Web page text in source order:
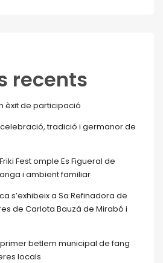
recents
èxit de participació
tradició i germanor de
Fest omple Es Figueral de
i ambient familiar
s’exhibeix a Sa Refinadora de
de Carlota Bauzá de Mirabó i
betlem municipal de fang
locals